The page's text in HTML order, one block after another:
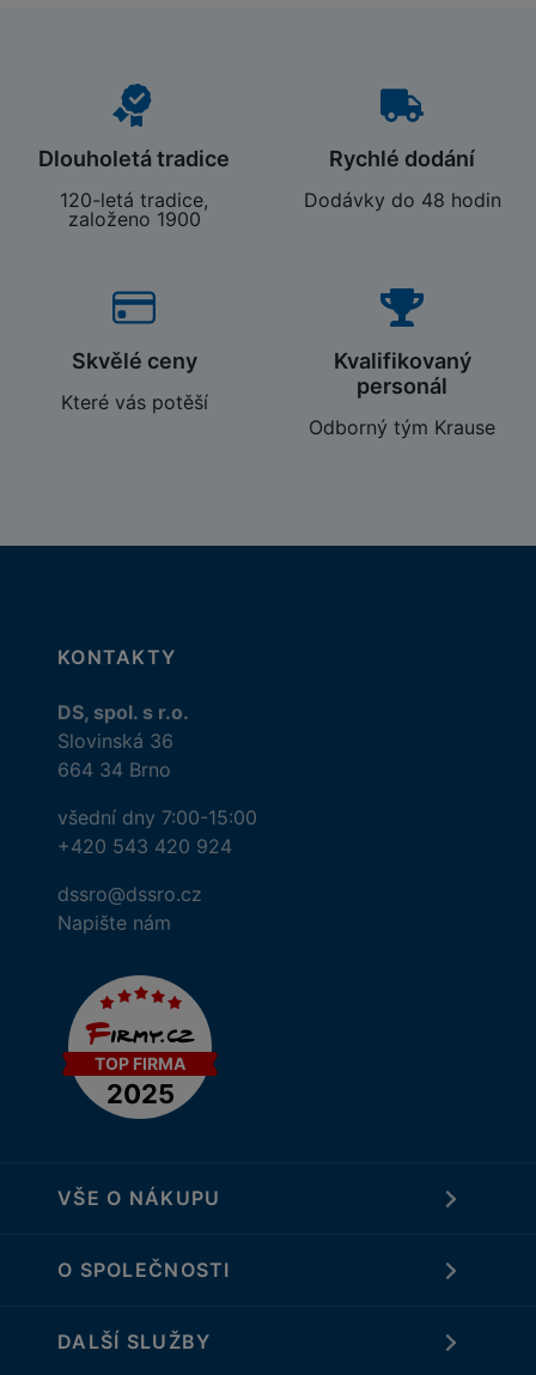
Dlouholetá tradice
120-letá tradice,
založeno 1900
Rychlé dodání
Dodávky do 48 hodin
Skvělé ceny
Které vás potěší
Kvalifikovaný
personál
Odborný tým Krause
KONTAKTY
DS, spol. s r.o.
Slovinská 36
664 34 Brno
všední dny 7:00-15:00
+420 543 420 924
dssro@dssro.cz
Napište nám
VŠE O NÁKUPU
O SPOLEČNOSTI
DALŠÍ SLUŽBY